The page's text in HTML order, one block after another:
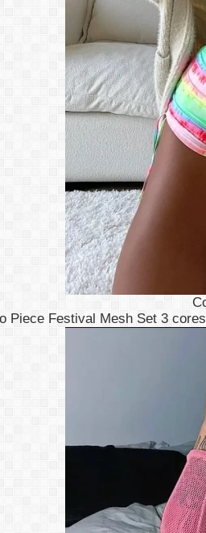
Piece Festival Mesh Set 3